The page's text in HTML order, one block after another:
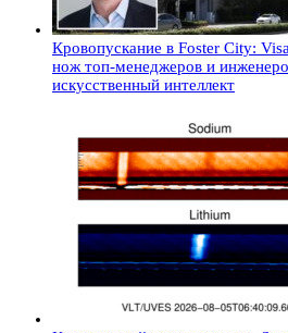
Кровопускание в Foster City:
нож топ-менеджеров и
искусственный интеллект